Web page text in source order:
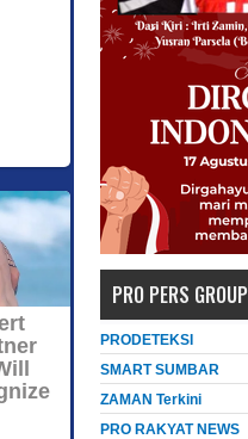
PRO PERS GROUP
PRODETEKSI
SMART SUMBAR
ZAMAN Terkini
PRO RAKYAT NEWS